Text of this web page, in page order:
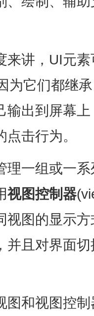
来讲，UI元
为它们都继
输出到屏幕
击行为。
理一组或一
视图控制器
视图的显示
并且对界面
图和视图控